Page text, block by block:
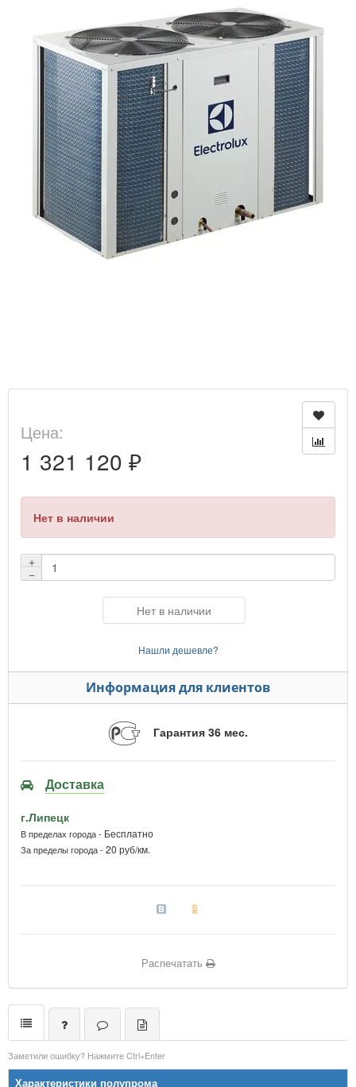
Цена:
1 321 120 ₽
Нет в наличии
+
−
Нет в наличии
Нашли дешевле?
Информация для клиентов
Гарантия 36 мес.
Доставка
г.Липецк
В пределах города - Бесплатно
За пределы города - 20 руб/км.
Распечатать
Заметили ошибку? Нажмите Ctrl+Enter
Характеристики полупрома